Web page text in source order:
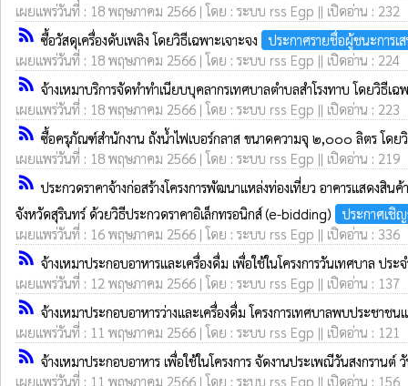
เผยแพร่วันที่ : 18 พฤษภาคม 2566 | โดย : ระบบ rss Egp || เปิดอ่าน : 232
rss_feed ซื้อวัสดุเครื่องดับเพลิง โดยวิธีเฉพาะเจาะจง
ประกาศรายชื่อผู้ชนะการเ
เผยแพร่วันที่ : 18 พฤษภาคม 2566 | โดย : ระบบ rss Egp || เปิดอ่าน : 224
rss_feed จ้างเหมาบริการจัดทำทำเนียบบุคลากรเทศบาลตำบลสำโรงทาบ โดยวิธีเฉ
เผยแพร่วันที่ : 18 พฤษภาคม 2566 | โดย : ระบบ rss Egp || เปิดอ่าน : 223
rss_feed ซื้อครุภัณฑ์สำนักงาน ถังน้ำไฟเบอร์กลาส ขนาดความจุ ๒,๐๐๐ ลิตร โดย
เผยแพร่วันที่ : 18 พฤษภาคม 2566 | โดย : ระบบ rss Egp || เปิดอ่าน : 219
rss_feed ประกวดราคาจ้างก่อสร้างโครงการพัฒนาแหล่งท่องเที่ยว อาคารแสดงสิ
จังหวัดสุรินทร์ ด้วยวิธีประกวดราคาอิเล็กทรอนิกส์ (e-bidding)
ประกาศเชิ
เผยแพร่วันที่ : 16 พฤษภาคม 2566 | โดย : ระบบ rss Egp || เปิดอ่าน : 336
rss_feed จ้างเหมาประกอบอาหารและเครื่องดื่ม เพื่อใช้ในโครงการวันเทศบาล ป
เผยแพร่วันที่ : 12 พฤษภาคม 2566 | โดย : ระบบ rss Egp || เปิดอ่าน : 137
rss_feed จ้างเหมาประกอบอาหารว่างและเครื่องดื่ม โครงการเทศบาลพบประชา
เผยแพร่วันที่ : 11 พฤษภาคม 2566 | โดย : ระบบ rss Egp || เปิดอ่าน : 121
rss_feed จ้างเหมาประกอบอาหาร เพื่อใช้ในโครงการ จัดงานประเพณีวันสงกรา
เผยแพร่วันที่ : 11 พฤษภาคม 2566 | โดย : ระบบ rss Egp || เปิดอ่าน : 156